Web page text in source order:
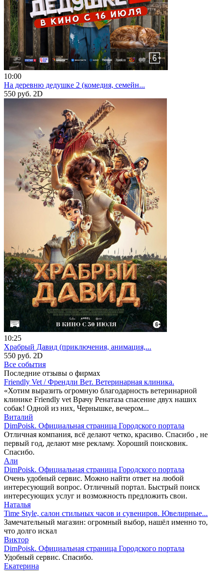
10:00
На деревню дедушке 2 (комедия, семейн...
550 руб. 2D
10:25
Храбрый Давид (приключения, анимация,...
550 руб. 2D
Все события
Последние отзывы о фирмах
Friendly Vet / Френдли Вет. Ветеринарная клиника.
«Хотим выразить огромную благодарность ветеринарной
клинике Friendly vet Врачу Ренатаза спасение двух наших
собак! Одной из них, Чернышке, вечером...
Виталий
DimPoisk. Официальная страница Городского портала
Отличная компания, всё делают четко, красиво. Спасибо , не
первый год, делают мне рекламу. Хороший поисковик.
Спасибо.
Али
DimPoisk. Официальная страница Городского портала
Очень удобный сервис. Можно найти ответ на любой
интересующий вопрос. Отличный портал. Быстрый поиск
интересующих услуг и возможность предложить свои.
Наталья
Time Style, салон стильных часов и сувениров. Ювелирные...
Замечательный магазин: огромный выбор, нашёл именно то,
что долго искал
Виктор
DimPoisk. Официальная страница Городского портала
Удобный сервис. Спасибо.
Екатерина